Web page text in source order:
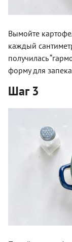
Вымойте
каждый
получилась
форму для
Шаг 3